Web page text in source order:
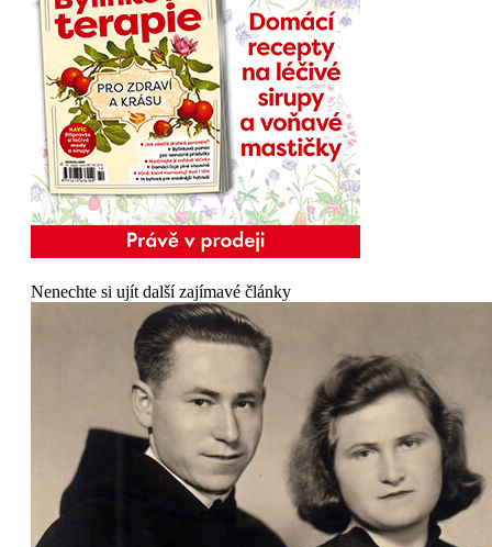
Nenechte si ujít další zajímavé články